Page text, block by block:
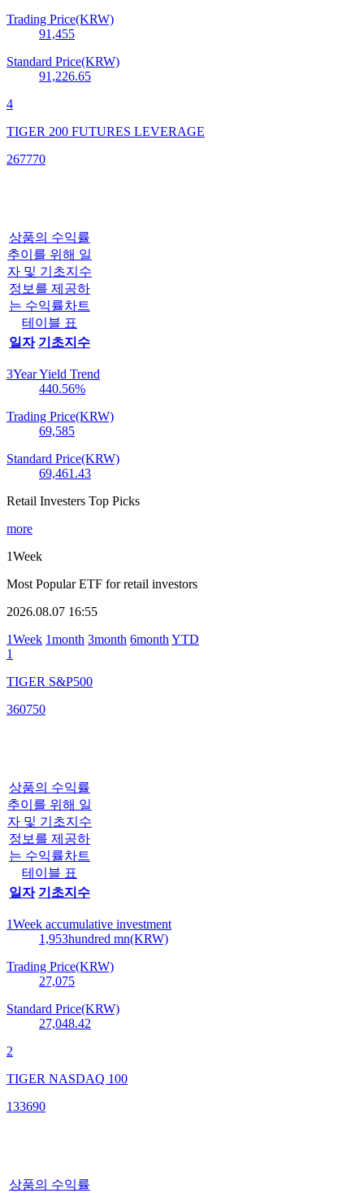
Trading Price(KRW)
91,455
Standard Price(KRW)
91,226.65
4
TIGER 200 FUTURES LEVERAGE
267770
상품의 수익률
추이를 위해 일
자 및 기초지수
정보를 제공하
는 수익률차트
테이블 표
일자 기초지수
3Year Yield Trend
440.56%
Trading Price(KRW)
69,585
Standard Price(KRW)
69,461.43
Retail Investers Top Picks
more
1Week
Most Popular ETF for retail investors
2026.08.07 16:55
1Week 1month 3month 6month YTD
1
TIGER S&P500
360750
상품의 수익률
추이를 위해 일
자 및 기초지수
정보를 제공하
는 수익률차트
테이블 표
일자 기초지수
1Week accumulative investment
1,953hundred mn(KRW)
Trading Price(KRW)
27,075
Standard Price(KRW)
27,048.42
2
TIGER NASDAQ 100
133690
상품의 수익률